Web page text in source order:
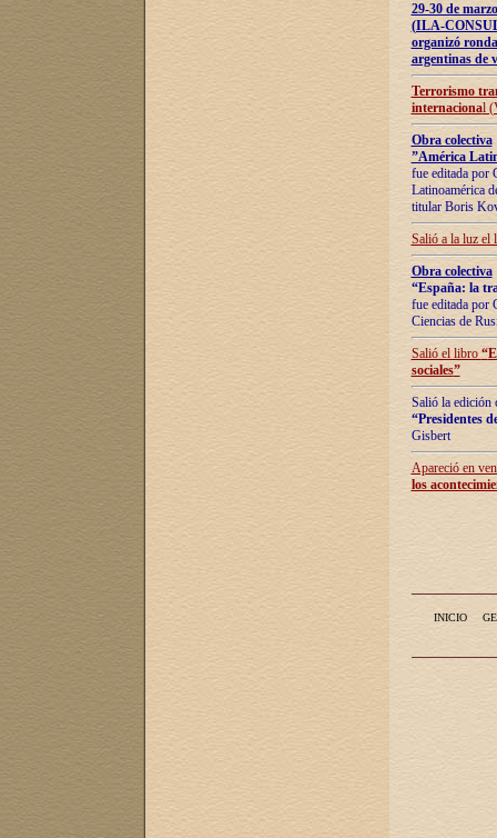
29-30 de
(ILA-
organizó
argentinas de
Terrorismo
internacional
Obra colectiva
”América
fue editada por
Latinoamérica
titular Boris
Salió a la luz el
Obra colectiva
“España: la
fue editada por
Ciencias de
Salió el libro “
sociales”
Salió la edición
“Presidentes
Gisbert
Apareció en
los
INICIO